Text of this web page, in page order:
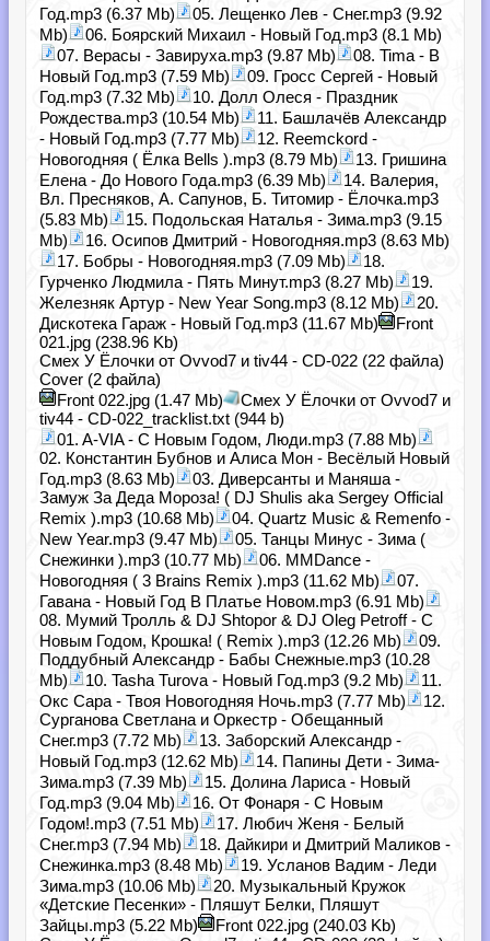
Год.mp3 (6.37 Mb)
05. Лещенко Лев - Снег.mp3 (9.92
Mb)
06. Боярский Михаил - Новый Год.mp3 (8.1 Mb)
07. Верасы - Завируха.mp3 (9.87 Mb)
08. Tima - В
Новый Год.mp3 (7.59 Mb)
09. Гросс Сергей - Новый
Год.mp3 (7.32 Mb)
10. Долл Олеся - Праздник
Рождества.mp3 (10.54 Mb)
11. Башлачёв Александр
- Новый Год.mp3 (7.77 Mb)
12. Reemckord -
Новогодняя ( Ёлка Bells ).mp3 (8.79 Mb)
13. Гришина
Елена - До Нового Года.mp3 (6.39 Mb)
14. Валерия,
Вл. Пресняков, А. Сапунов, Б. Титомир - Ёлочка.mp3
(5.83 Mb)
15. Подольская Наталья - Зима.mp3 (9.15
Mb)
16. Осипов Дмитрий - Новогодняя.mp3 (8.63 Mb)
17. Бобры - Новогодняя.mp3 (7.09 Mb)
18.
Гурченко Людмила - Пять Минут.mp3 (8.27 Mb)
19.
Железняк Артур - New Year Song.mp3 (8.12 Mb)
20.
Дискотека Гараж - Новый Год.mp3 (11.67 Mb)
Front
021.jpg (238.96 Kb)
Смех У Ёлочки от Ovvod7 и tiv44 - CD-022 (22 файла)
Cover (2 файла)
Front 022.jpg (1.47 Mb)
Смех У Ёлочки от Ovvod7 и
tiv44 - CD-022_tracklist.txt (944 b)
01. A-VIA - С Новым Годом, Люди.mp3 (7.88 Mb)
02. Константин Бубнов и Алиса Мон - Весёлый Новый
Год.mp3 (8.63 Mb)
03. Диверсанты и Маняша -
Замуж За Деда Мороза! ( DJ Shulis aka Sergey Official
Remix ).mp3 (10.68 Mb)
04. Quartz Music & Remenfo -
New Year.mp3 (9.47 Mb)
05. Танцы Минус - Зима (
Снежинки ).mp3 (10.77 Mb)
06. MMDance -
Новогодняя ( 3 Brains Remix ).mp3 (11.62 Mb)
07.
Гавана - Новый Год В Платье Новом.mp3 (6.91 Mb)
08. Мумий Тролль & DJ Shtopor & DJ Oleg Petroff - С
Новым Годом, Крошка! ( Remix ).mp3 (12.26 Mb)
09.
Поддубный Александр - Бабы Снежные.mp3 (10.28
Mb)
10. Tasha Turova - Новый Год.mp3 (9.2 Mb)
11.
Окс Сара - Твоя Новогодняя Ночь.mp3 (7.77 Mb)
12.
Сурганова Светлана и Оркестр - Обещанный
Снег.mp3 (7.72 Mb)
13. Заборский Александр -
Новый Год.mp3 (12.62 Mb)
14. Папины Дети - Зима-
Зима.mp3 (7.39 Mb)
15. Долина Лариса - Новый
Год.mp3 (9.04 Mb)
16. От Фонаря - С Новым
Годом!.mp3 (7.51 Mb)
17. Любич Женя - Белый
Снег.mp3 (7.94 Mb)
18. Дайкири и Дмитрий Маликов -
Снежинка.mp3 (8.48 Mb)
19. Усланов Вадим - Леди
Зима.mp3 (10.06 Mb)
20. Музыкальный Кружок
«Детские Песенки» - Пляшут Белки, Пляшут
Зайцы.mp3 (5.22 Mb)
Front 022.jpg (240.03 Kb)